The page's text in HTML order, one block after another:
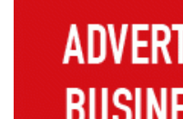
৫৪